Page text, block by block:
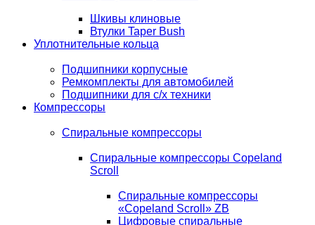
Шкивы клиновые
Втулки Taper Bush
Уплотнительные кольца
Подшипники корпусные
Ремкомплекты для автомобилей
Подшипники для с/х техники
Компрессоры
Спиральные компрессоры
Спиральные компрессоры Copeland
Scroll
Спиральные компрессоры
«Copeland Scroll» ZB
Цифровые спиральные